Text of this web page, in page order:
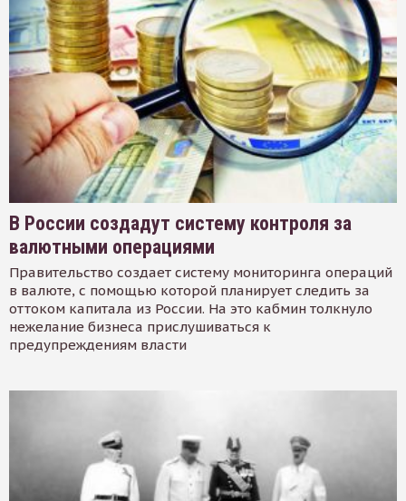
В России создадут систему контроля за
валютными операциями
Правительство создает систему мониторинга операций
в валюте, с помощью которой планирует следить за
оттоком капитала из России. На это кабмин толкнуло
нежелание бизнеса прислушиваться к
предупреждениям власти